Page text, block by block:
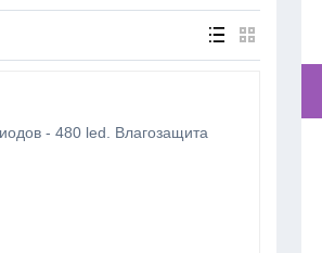
- 480 led. Влагозащита